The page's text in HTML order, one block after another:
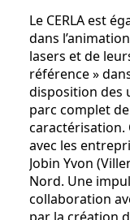
Le CERLA est
dans
lasers et de
référence »
disposition des
parc complet
caractérisation.
avec les
Jobin Yvon
Nord. Une
collaboration